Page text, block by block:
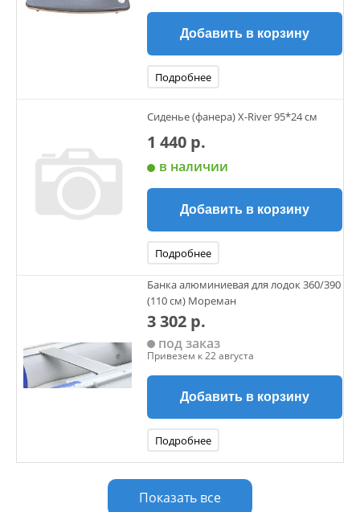
Добавить в корзину
Подробнее
Сиденье (фанера) X-River 95*24 см
1 440 р.
в наличии
Добавить в корзину
Подробнее
Банка алюминиевая для лодок 360/390
(110 см) Мореман
3 302 р.
под заказ
Привезем к 22 августа
Добавить в корзину
Подробнее
Показать все